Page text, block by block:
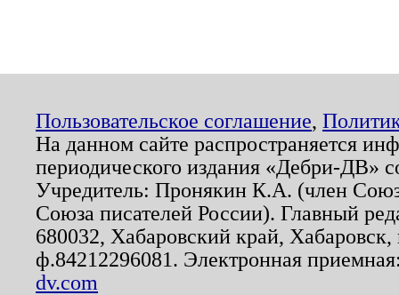
Пользовательское соглашение,
На данном сайте распространяется
периодического издания «Дебри-ДВ»
Учредитель: Пронякин К.А. (член
Союза писателей России). Главный
680032, Хабаровский край,
ф.84212296081. Электронная
dv.com